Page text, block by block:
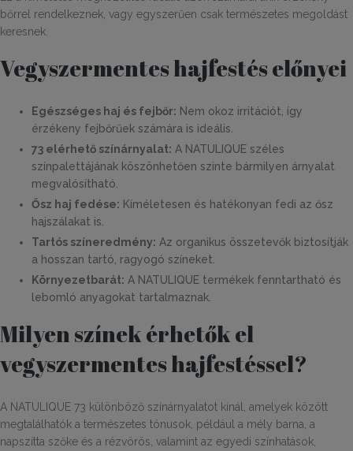
bőrrel rendelkeznek, vagy egyszerűen csak természetes megoldást
keresnek.
Vegyszermentes hajfestés előnyei
Egészséges haj és fejbőr: Nem okoz irritációt, így
érzékeny fejbőrűek számára is ideális.
73 elérhető színárnyalat: A NATULIQUE széles
színpalettájának köszönhetően szinte bármilyen árnyalat
megvalósítható.
Ősz haj fedése: Kíméletesen és hatékonyan fedi az ősz
hajszálakat is.
Tartós színeredmény: Az organikus összetevők biztosítják
a hosszan tartó, ragyogó színeket.
Környezetbarát: A NATULIQUE termékek fenntartható és
lebomló anyagokat tartalmaznak.
Milyen színek érhetők el
vegyszermentes hajfestéssel?
A NATULIQUE 73 különböző színárnyalatot kínál, amelyek között
megtalálhatók a természetes tónusok, például a mély barna, a
napszítta szőke és a rézvörös, valamint az egyedi színhatások,